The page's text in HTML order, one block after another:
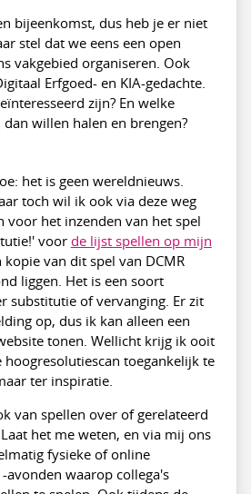
bijeenkomst, dus heb je er niet
stel dat we eens een open
vakgebied organiseren. Ook
Erfgoed- en KIA-gedachte.
zijn? En welke
willen halen en brengen?
het is geen wereldnieuws.
toch wil ik ook via deze weg
voor het inzenden van het spel
voor de lijst spellen op mijn
kopie van dit spel van DCMR
liggen. Het is een soort
substitutie of vervanging. Er zit
op, dus ik kan alleen een
tonen. Wellicht krijg ik ooit
toegankelijk te
ter inspiratie.
van spellen over of gerelateerd
het me weten, en via mij ons
fysieke of online
avonden waarop collega's